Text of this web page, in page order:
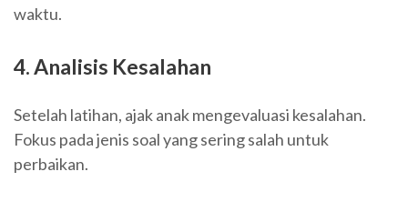
waktu.
4. Analisis Kesalahan
Setelah latihan, ajak anak mengevaluasi kesalahan.
Fokus pada jenis soal yang sering salah untuk
perbaikan.